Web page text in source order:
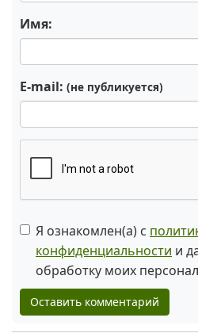
Имя:
E-mail: (не публикуется)
Я ознакомлен(а) с
конфиденциальности и
обработку моих
Оставить комментарий